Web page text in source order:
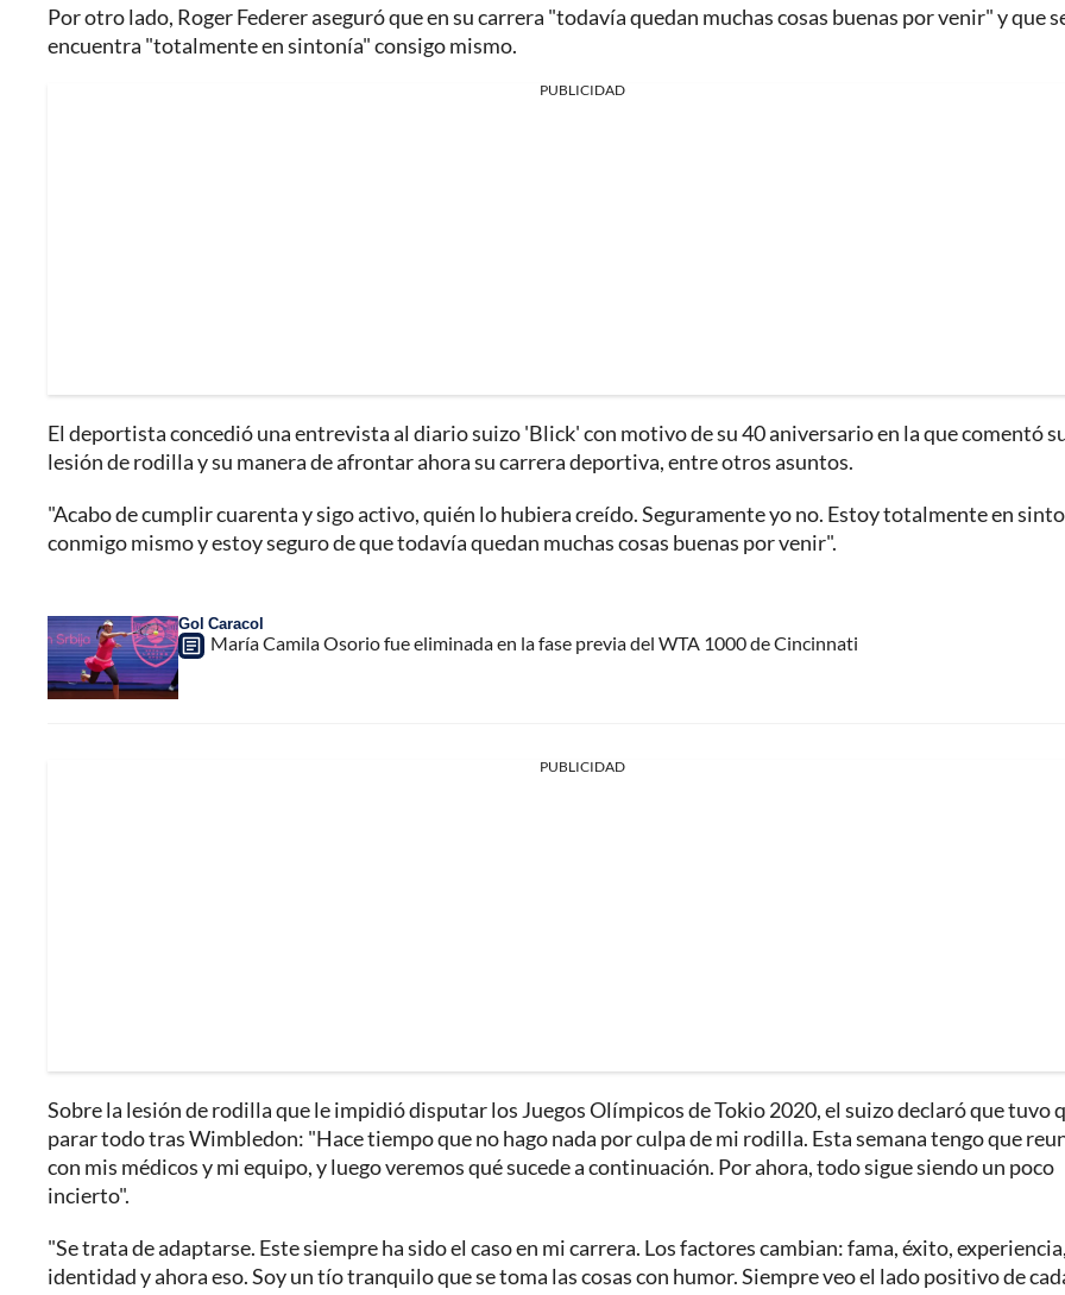
Por otro lado, Roger Federer aseguró que en su carrera "todavía quedan muchas cosas buenas por venir" y que
encuentra "totalmente en sintonía" consigo mismo.
PUBLICIDAD
El deportista concedió una entrevista al diario suizo 'Blick' con motivo de su 40 aniversario en la que comentó
lesión de rodilla y su manera de afrontar ahora su carrera deportiva, entre otros asuntos.
"Acabo de cumplir cuarenta y sigo activo, quién lo hubiera creído. Seguramente yo no. Estoy totalmente en
conmigo mismo y estoy seguro de que todavía quedan muchas cosas buenas por venir".
Gol Caracol
María Camila Osorio fue eliminada en la fase previa del WTA 1000 de Cincinnati
PUBLICIDAD
Sobre la lesión de rodilla que le impidió disputar los Juegos Olímpicos de Tokio 2020, el suizo declaró que tuvo
parar todo tras Wimbledon: "Hace tiempo que no hago nada por culpa de mi rodilla. Esta semana tengo que
con mis médicos y mi equipo, y luego veremos qué sucede a continuación. Por ahora, todo sigue siendo un poco
incierto".
"Se trata de adaptarse. Este siempre ha sido el caso en mi carrera. Los factores cambian: fama, éxito,
identidad y ahora eso. Soy un tío tranquilo que se toma las cosas con humor. Siempre veo el lado positivo de